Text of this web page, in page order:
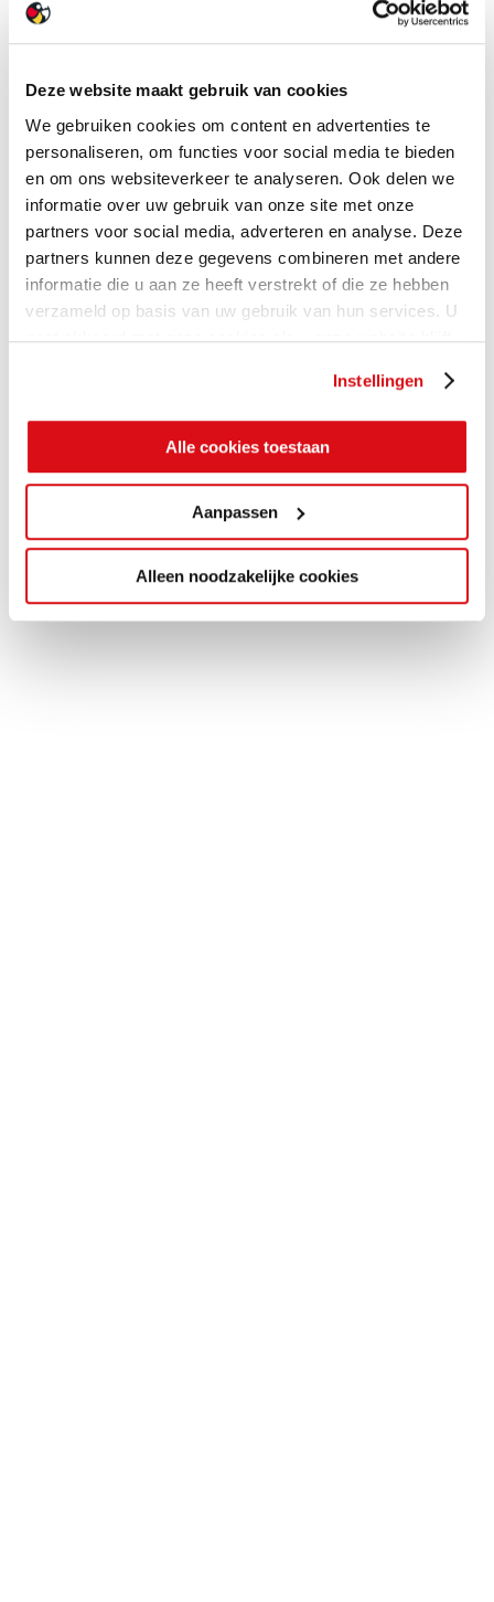
Deze website maakt gebruik van cookies
We gebruiken cookies om content en advertenties te
personaliseren, om functies voor social media te bieden
en om ons websiteverkeer te analyseren. Ook delen we
informatie over uw gebruik van onze site met onze
partners voor social media, adverteren en analyse. Deze
partners kunnen deze gegevens combineren met andere
informatie die u aan ze heeft verstrekt of die ze hebben
verzameld op basis van uw gebruik van hun services. U
gaat akkoord met onze cookies als u onze website blijft
Instellingen
Alle cookies toestaan
Aanpassen
Alleen noodzakelijke cookies